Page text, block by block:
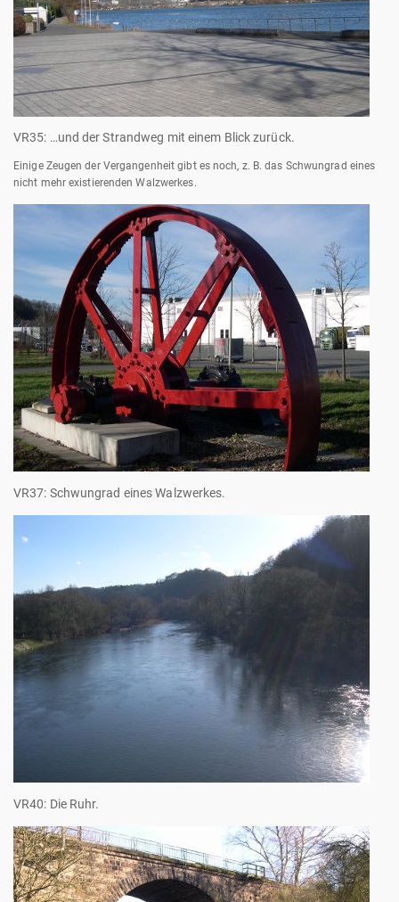
VR35: …und der Strandweg mit einem Blick zurück.
Einige Zeugen der Vergangenheit gibt es noch, z. B. das Schwungrad eines
nicht mehr existierenden Walzwerkes.
VR37: Schwungrad eines Walzwerkes.
VR40: Die Ruhr.